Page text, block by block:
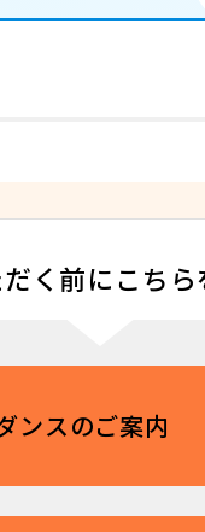
く前にこち
ンスのご案内